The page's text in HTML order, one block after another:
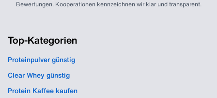
Bewertungen. Kooperationen kennzeichnen wir klar und transparent.
Top-Kategorien
Proteinpulver günstig
Clear Whey günstig
Protein Kaffee kaufen